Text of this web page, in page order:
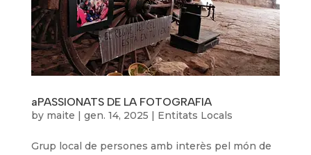
aPASSIONATS DE LA FOTOGRAFIA
by maite | gen. 14, 2025 | Entitats Locals
Grup local de persones amb interès pel món de